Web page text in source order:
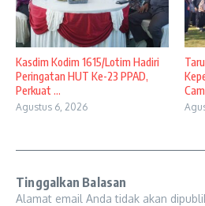
Kasdim Kodim 1615/Lotim Hadiri
Peringatan HUT Ke-23 PPAD,
Perkuat ...
Agustus 6, 2026
Tinggalkan Balasan
Alamat email Anda tidak akan